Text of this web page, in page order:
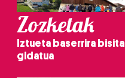
Zozketak
Iztueta baserrira bisita
gidatua